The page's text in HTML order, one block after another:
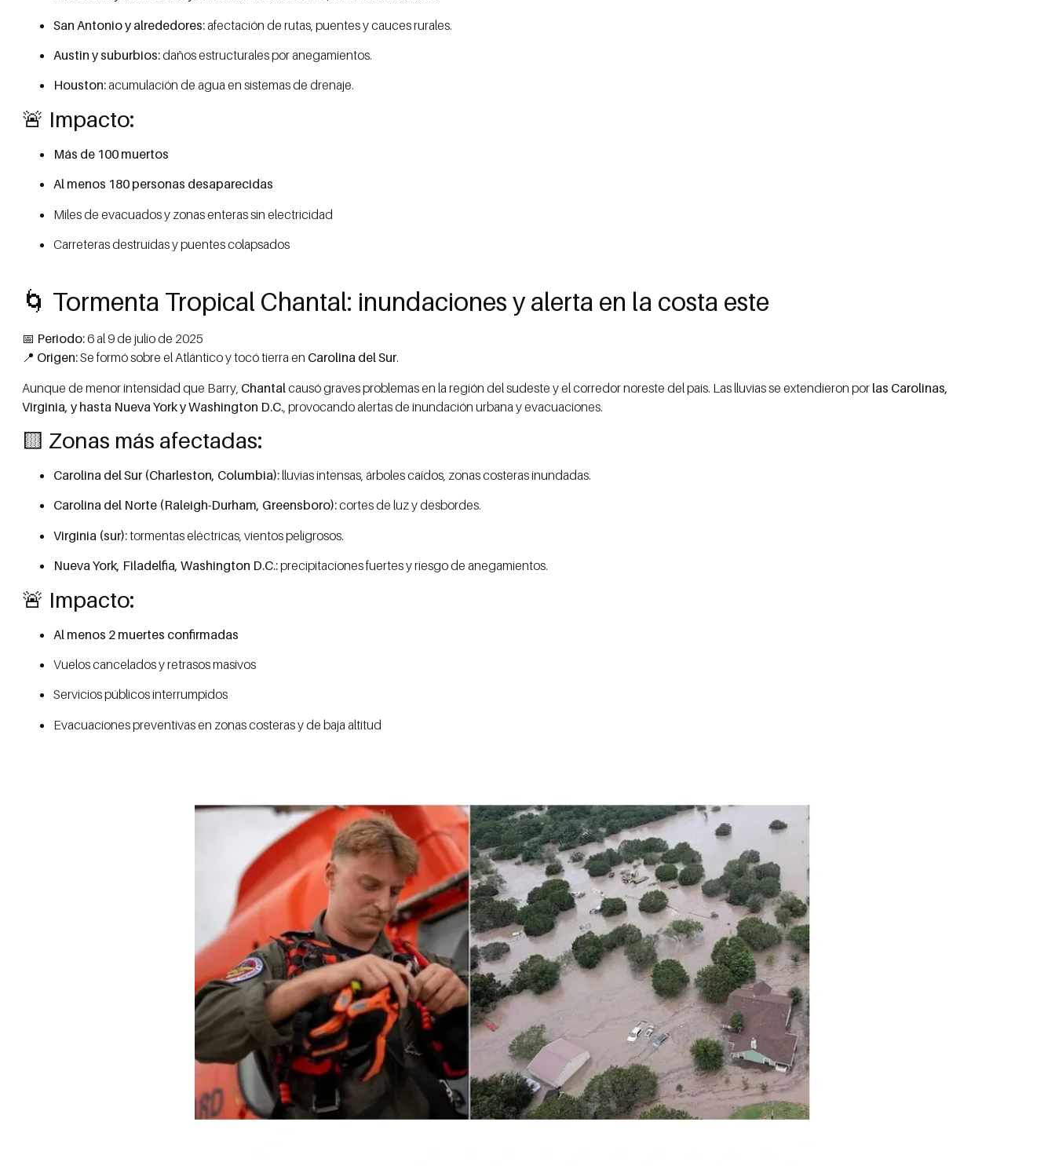
San Antonio y alrededores:afectación de rutas, puentes y cauces rurales.
Austin y suburbios:daños estructurales por anegamientos.
Houston:acumulación de agua en sistemas de drenaje.
🚨 Impacto:
Más de 100 muertos
Al menos 180 personas desaparecidas
Miles de evacuados y zonas enteras sin electricidad
Carreteras destruidas y puentes colapsados
🌀 Tormenta Tropical Chantal: inundaciones y alerta en la costa este
📅 Periodo:6 al 9 de julio de 2025
📍 Origen:Se formó sobre el Atlántico y tocó tierra en Carolina del Sur.
Aunque de menor intensidad que Barry, Chantal causó graves problemas en la región del sudeste y el corredor noreste del país. Las lluvias se extendieron por las Carolinas,
Virginia, y hasta Nueva York y Washington D.C. , provocando alertas de inundación urbana y evacuaciones.
🟨 Zonas más afectadas:
Carolina del Sur (Charleston, Columbia):lluvias intensas, árboles caídos, zonas costeras inundadas.
Carolina del Norte (Raleigh-Durham, Greensboro):cortes de luz y desbordes.
Virginia (sur):tormentas eléctricas, vientos peligrosos.
Nueva York, Filadelfia, Washington D.C.:precipitaciones fuertes y riesgo de anegamientos.
🚨 Impacto:
Al menos 2 muertes confirmadas
Vuelos cancelados y retrasos masivos
Servicios públicos interrumpidos
Evacuaciones preventivas en zonas costeras y de baja altitud